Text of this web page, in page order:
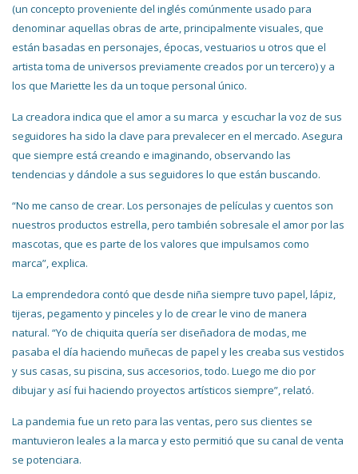
(un concepto proveniente del inglés comúnmente usado para
denominar aquellas obras de arte, principalmente visuales, que
están basadas en personajes, épocas, vestuarios u otros que el
artista toma de universos previamente creados por un tercero) y a
los que Mariette les da un toque personal único.
La creadora indica que el amor a su marca y escuchar la voz de sus
seguidores ha sido la clave para prevalecer en el mercado. Asegura
que siempre está creando e imaginando, observando las
tendencias y dándole a sus seguidores lo que están buscando.
“No me canso de crear. Los personajes de películas y cuentos son
nuestros productos estrella, pero también sobresale el amor por las
mascotas, que es parte de los valores que impulsamos como
marca”, explica.
La emprendedora contó que desde niña siempre tuvo papel, lápiz,
tijeras, pegamento y pinceles y lo de crear le vino de manera
natural. “Yo de chiquita quería ser diseñadora de modas, me
pasaba el día haciendo muñecas de papel y les creaba sus vestidos
y sus casas, su piscina, sus accesorios, todo. Luego me dio por
dibujar y así fui haciendo proyectos artísticos siempre”, relató.
La pandemia fue un reto para las ventas, pero sus clientes se
mantuvieron leales a la marca y esto permitió que su canal de venta
se potenciara.